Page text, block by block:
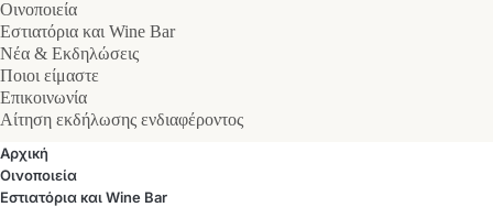
Οινοποιεία
Εστιατόρια και Wine Bar
Νέα & Εκδηλώσεις
Ποιοι είμαστε
Επικοινωνία
Αίτηση εκδήλωσης ενδιαφέροντος
Αρχική
Οινοποιεία
Εστιατόρια και Wine Bar